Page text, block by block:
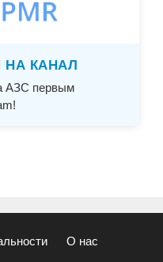
НА КАНАЛ
АЗС первым
О нас